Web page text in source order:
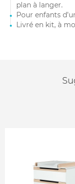
plan à langer.
Pour enfants
Livré en kit, à